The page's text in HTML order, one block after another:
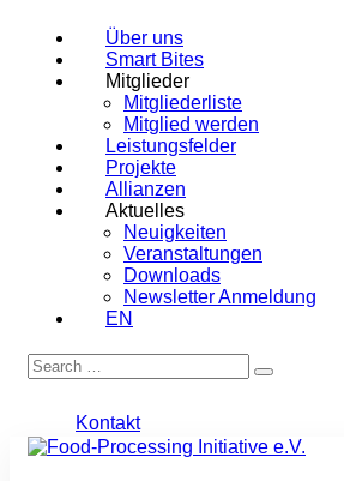
Über uns
Smart Bites
Mitglieder
Mitgliederliste
Mitglied werden
Leistungsfelder
Projekte
Allianzen
Aktuelles
Neuigkeiten
Veranstaltungen
Downloads
Newsletter Anmeldung
EN
Kontakt